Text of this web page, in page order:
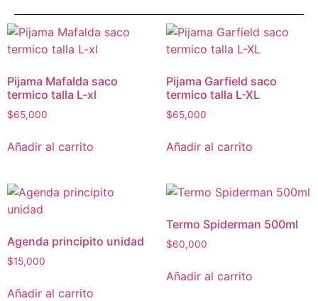
Pijama Mafalda saco
termico talla L-xl
$65,000
Añadir al carrito
Pijama Garfield saco
termico talla L-XL
$65,000
Añadir al carrito
Agenda principito unidad
$15,000
Añadir al carrito
Termo Spiderman 500ml
$60,000
Añadir al carrito